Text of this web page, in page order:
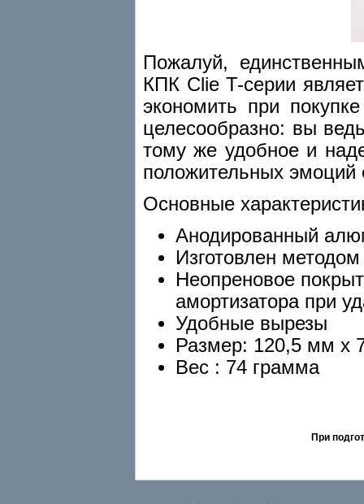
Пожалуй,
КПК Clie T-серии
экономить при
целесообразно: вы
тому же удобное и
положительных эмоций
Основные
Анодированный
Изготовлен
Неопреновое
амортизатора при
Удобные вырезы
Размер: 120,5 мм x
Вес : 74 грамма
При